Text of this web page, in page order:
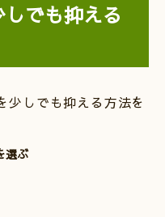
でも抑える
少しでも抑える方法を
選ぶ